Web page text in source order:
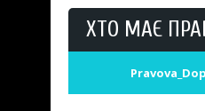
ХТО МАЄ